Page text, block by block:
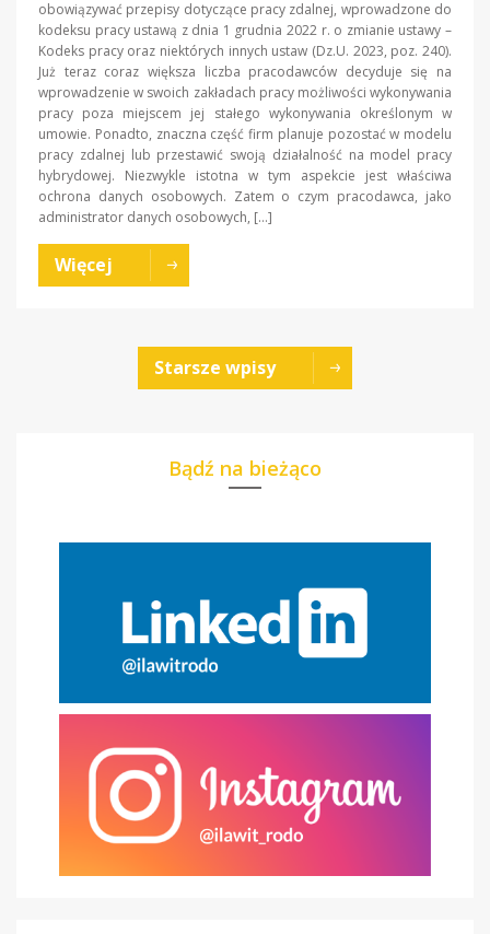
obowiązywać przepisy dotyczące pracy zdalnej, wprowadzone do
kodeksu pracy ustawą z dnia 1 grudnia 2022 r. o zmianie ustawy –
Kodeks pracy oraz niektórych innych ustaw (Dz.U. 2023, poz. 240).
Już teraz coraz większa liczba pracodawców decyduje się na
wprowadzenie w swoich zakładach pracy możliwości wykonywania
pracy poza miejscem jej stałego wykonywania określonym w
umowie. Ponadto, znaczna część firm planuje pozostać w modelu
pracy zdalnej lub przestawić swoją działalność na model pracy
hybrydowej. Niezwykle istotna w tym aspekcie jest właściwa
ochrona danych osobowych. Zatem o czym pracodawca, jako
administrator danych osobowych, […]
Więcej
Starsze wpisy
Bądź na bieżąco